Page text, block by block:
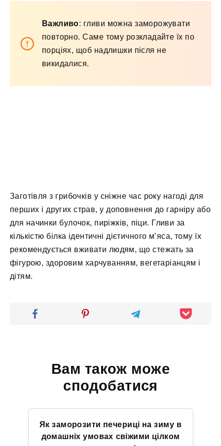
Важливо: гливи можна заморожувати
повторно. Саме тому розкладайте їх по
порціях, щоб надлишки після не
викидалися.
Заготівля з грибочків у сніжне час року нагоді для
перших і других страв, у доповнення до гарніру або
для начинки булочок, пиріжків, піци. Гливи за
кількістю білка ідентичні дієтичного м’яса, тому їх
рекомендується вживати людям, що стежать за
фігурою, здоровим харчуванням, вегетаріанцям і
дітям.
Вам також може
сподобатися
Як заморозити печериці на зиму в
домашніх умовах свіжими цілком